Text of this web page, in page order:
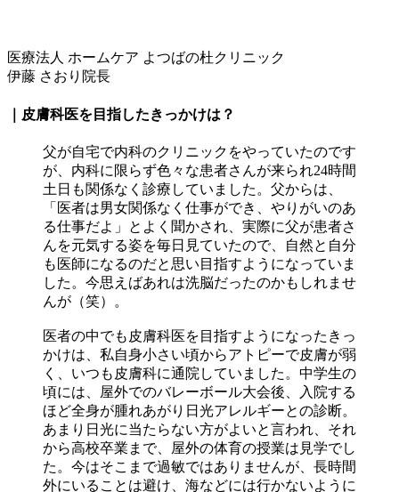
医療法人 ホームケア よつばの杜クリニック
伊藤 さおり院長
｜皮膚科医を目指したきっかけは？
父が自宅で内科のクリニックをやっていたのです
が、内科に限らず色々な患者さんが来られ24時間
土日も関係なく診療していました。父からは、
「医者は男女関係なく仕事ができ、やりがいのあ
る仕事だよ」とよく聞かされ、実際に父が患者さ
んを元気する姿を毎日見ていたので、自然と自分
も医師になるのだと思い目指すようになっていま
した。今思えばあれは洗脳だったのかもしれませ
んが（笑）。
医者の中でも皮膚科医を目指すようになったきっ
かけは、私自身小さい頃からアトピーで皮膚が弱
く、いつも皮膚科に通院していました。中学生の
頃には、屋外でのバレーボール大会後、入院する
ほど全身が腫れあがり日光アレルギーとの診断。
あまり日光に当たらない方がよいと言われ、それ
から高校卒業まで、屋外の体育の授業は見学でし
た。今はそこまで過敏ではありませんが、長時間
外にいることは避け、海などには行かないように